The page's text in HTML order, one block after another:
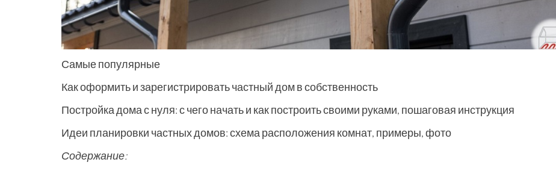
Самые популярные
Как оформить и зарегистрировать частный дом в собственность
Постройка дома с нуля: с чего начать и как построить своими руками, пошаговая инструкция
Идеи планировки частных домов: схема расположения комнат, примеры, фото
Содержание: